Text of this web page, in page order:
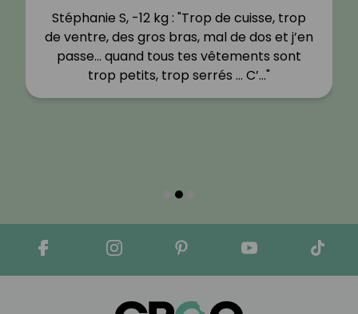
Stéphanie S, -12 kg : "Trop de cuisse, trop
de ventre, des gros bras, mal de dos et j’en
passe… quand tous tes vêtements sont
trop petits, trop serrés … C’…"